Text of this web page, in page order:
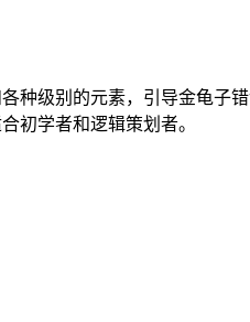
级别的元素，引导金龟子
初学者和逻辑策划者。